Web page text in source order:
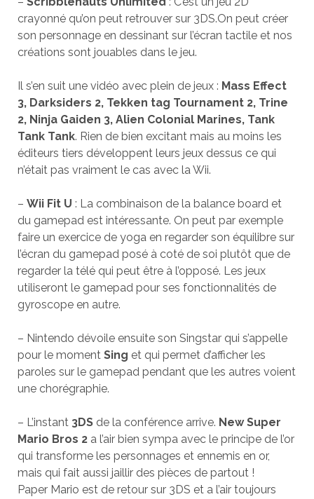
crayonné qu’on peut retrouver sur 3DS.On peut créer
son personnage en dessinant sur l’écran tactile et nos
créations sont jouables dans le jeu.
Il s’en suit une vidéo avec plein de jeux : Mass Effect
3, Darksiders 2, Tekken tag Tournament 2, Trine
2, Ninja Gaiden 3, Alien Colonial Marines, Tank
Tank Tank. Rien de bien excitant mais au moins les
éditeurs tiers développent leurs jeux dessus ce qui
n’était pas vraiment le cas avec la Wii.
– Wii Fit U : La combinaison de la balance board et
du gamepad est intéressante. On peut par exemple
faire un exercice de yoga en regarder son équilibre sur
l’écran du gamepad posé à coté de soi plutôt que de
regarder la télé qui peut être à l’opposé. Les jeux
utiliseront le gamepad pour ses fonctionnalités de
gyroscope en autre.
– Nintendo dévoile ensuite son Singstar qui s’appelle
pour le moment Sing et qui permet d’afficher les
paroles sur le gamepad pendant que les autres voient
une chorégraphie.
– L’instant 3DSde la conférence arrive. New Super
Mario Bros 2a l’air bien sympa avec le principe de l’or
qui transforme les personnages et ennemis en or,
mais qui fait aussi jaillir des pièces de partout !
Paper Mario est de retour sur 3DS et a l’air toujours